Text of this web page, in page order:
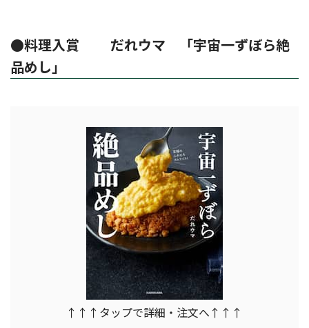
●料理入賞 だれウマ 「宇宙一ずぼら絶
品めし」
↑↑↑タップで詳細・注文へ↑↑↑